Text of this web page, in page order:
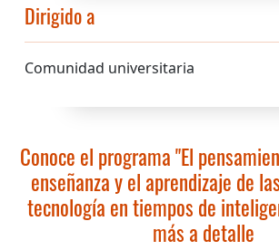
Dirigido a
Comunidad universitaria
Conoce el programa "El
enseñanza y el aprendizaje de
tecnología en tiempos de
más a detalle